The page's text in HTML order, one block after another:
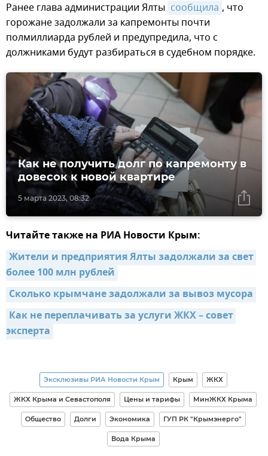
Ранее глава администрации Ялты сообщила , что
горожане задолжали за капремонты почти
полмиллиарда рублей и предупредила, что с
должниками будут разбираться в судебном порядке.
5 марта 2023, 08:32
Как не получить долг по капремонту в
довесок к новой квартире
Читайте также на РИА Новости Крым:
Жители и предприятия Ялты задолжали за свет
более 100 млн рублей
Сколько крымчане задолжали за вывоз мусора
Как не переплачивать за услуги ЖКХ – совет
эксперта
Эксклюзивы РИА Новости Крым Крым ЖКХ
ЖКХ Крыма и Севастополя Цены и тарифы МинЖКХ Крыма
Общество Долги Экономика ГУП РК "Крымэнерго"
Вода Крыма